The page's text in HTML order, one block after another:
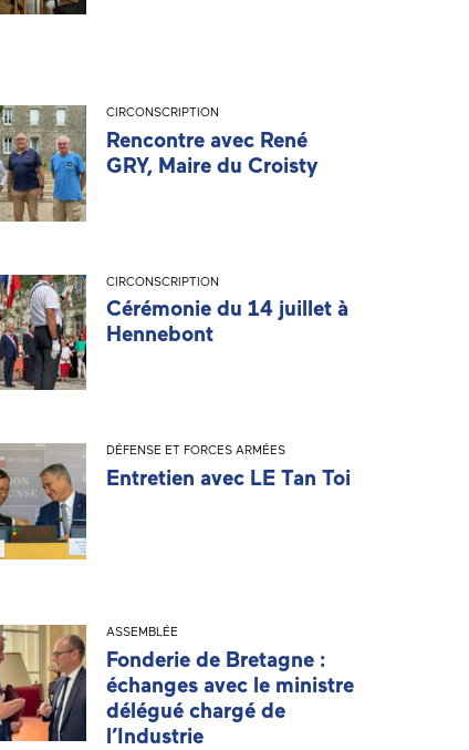
CIRCONSCRIPTION
Rencontre avec René
GRY, Maire du Croisty
CIRCONSCRIPTION
Cérémonie du 14 juillet à
Hennebont
DÉFENSE ET FORCES ARMÉES
Entretien avec LE Tan Toi
ASSEMBLÉE
Fonderie de Bretagne :
échanges avec le ministre
délégué chargé de
l’Industrie